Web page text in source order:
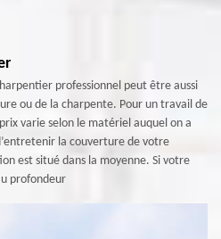
professionnel peut être aussi
ou de la charpente. Pour un travail de
varie selon le matériel auquel on a
la couverture de votre
est situé dans la moyenne. Si votre
profondeur